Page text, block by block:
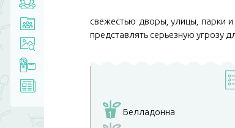
свежестью дворы, улицы, парки
представлять серьезную угрозу
1 Белладонна